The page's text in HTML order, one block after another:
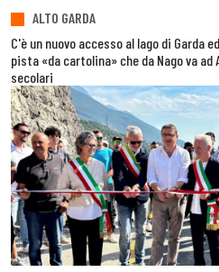
ALTO GARDA
C'è un nuovo accesso al lago di Garda
pista «da cartolina» che da Nago va
secolari